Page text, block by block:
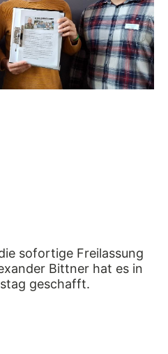
sofortige Freilassung
Bittner hat es in
geschafft.